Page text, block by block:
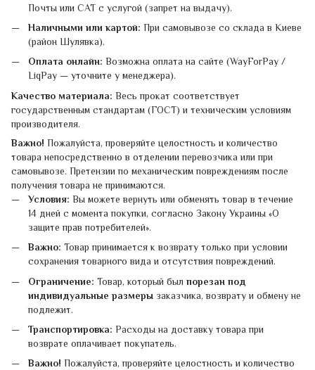
Почты или САТ с услугой (запрет на выдачу).
Наличными или картой: При самовывозе со склада в Киеве
(район Шулявка).
Оплата онлайн: Возможна оплата на сайте (WayForPay /
LiqPay — уточните у менеджера).
Качество материала: Весь прокат соответствует
государственным стандартам (ГОСТ) и техническим условиям
производителя.
Важно! Пожалуйста, проверяйте целостность и количество
товара непосредственно в отделении перевозчика или при
самовывозе. Претензии по механическим повреждениям после
получения товара не принимаются.
Условия: Вы можете вернуть или обменять товар в течение
14 дней с момента покупки, согласно Закону Украины «О
защите прав потребителей».
Важно: Товар принимается к возврату только при условии
сохранения товарного вида и отсутствия повреждений.
Ограничение: Товар, который был порезан под
индивидуальные размеры заказчика, возврату и обмену не
подлежит.
Транспортировка: Расходы на доставку товара при
возврате оплачивает покупатель.
Важно! Пожалуйста, проверяйте целостность и количество